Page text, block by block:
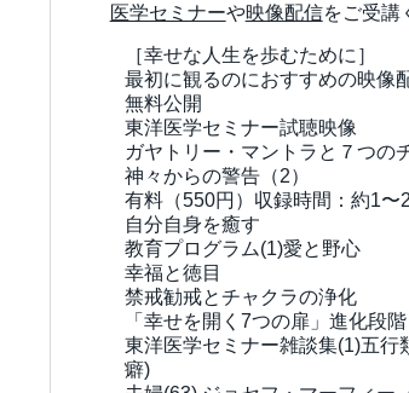
医学セミナーや映像配信をご受講
［幸せな人生を歩むために］
最初に観るのにおすすめの映像
無料公開
東洋医学セミナー試聴映像
ガヤトリー・マントラと７つの
神々からの警告（2）
有料（550円） 収録時間：約1〜
自分自身を癒す
教育プログラム(1)愛と野心
幸福と徳目
禁戒勧戒とチャクラの浄化
「幸せを開く7つの扉」進化段
東洋医学セミナー雑談集(1)五行
癖)